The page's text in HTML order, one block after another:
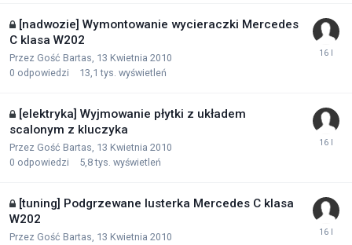
[nadwozie] Wymontowanie wycieraczki Mercedes
C klasa W202
Przez Gość Bartas, 13 Kwietnia 2010
0 odpowiedzi 13,1 tys. wyświetleń
[elektryka] Wyjmowanie płytki z układem
scalonym z kluczyka
Przez Gość Bartas, 13 Kwietnia 2010
0 odpowiedzi 5,8 tys. wyświetleń
[tuning] Podgrzewane lusterka Mercedes C klasa
W202
Przez Gość Bartas, 13 Kwietnia 2010